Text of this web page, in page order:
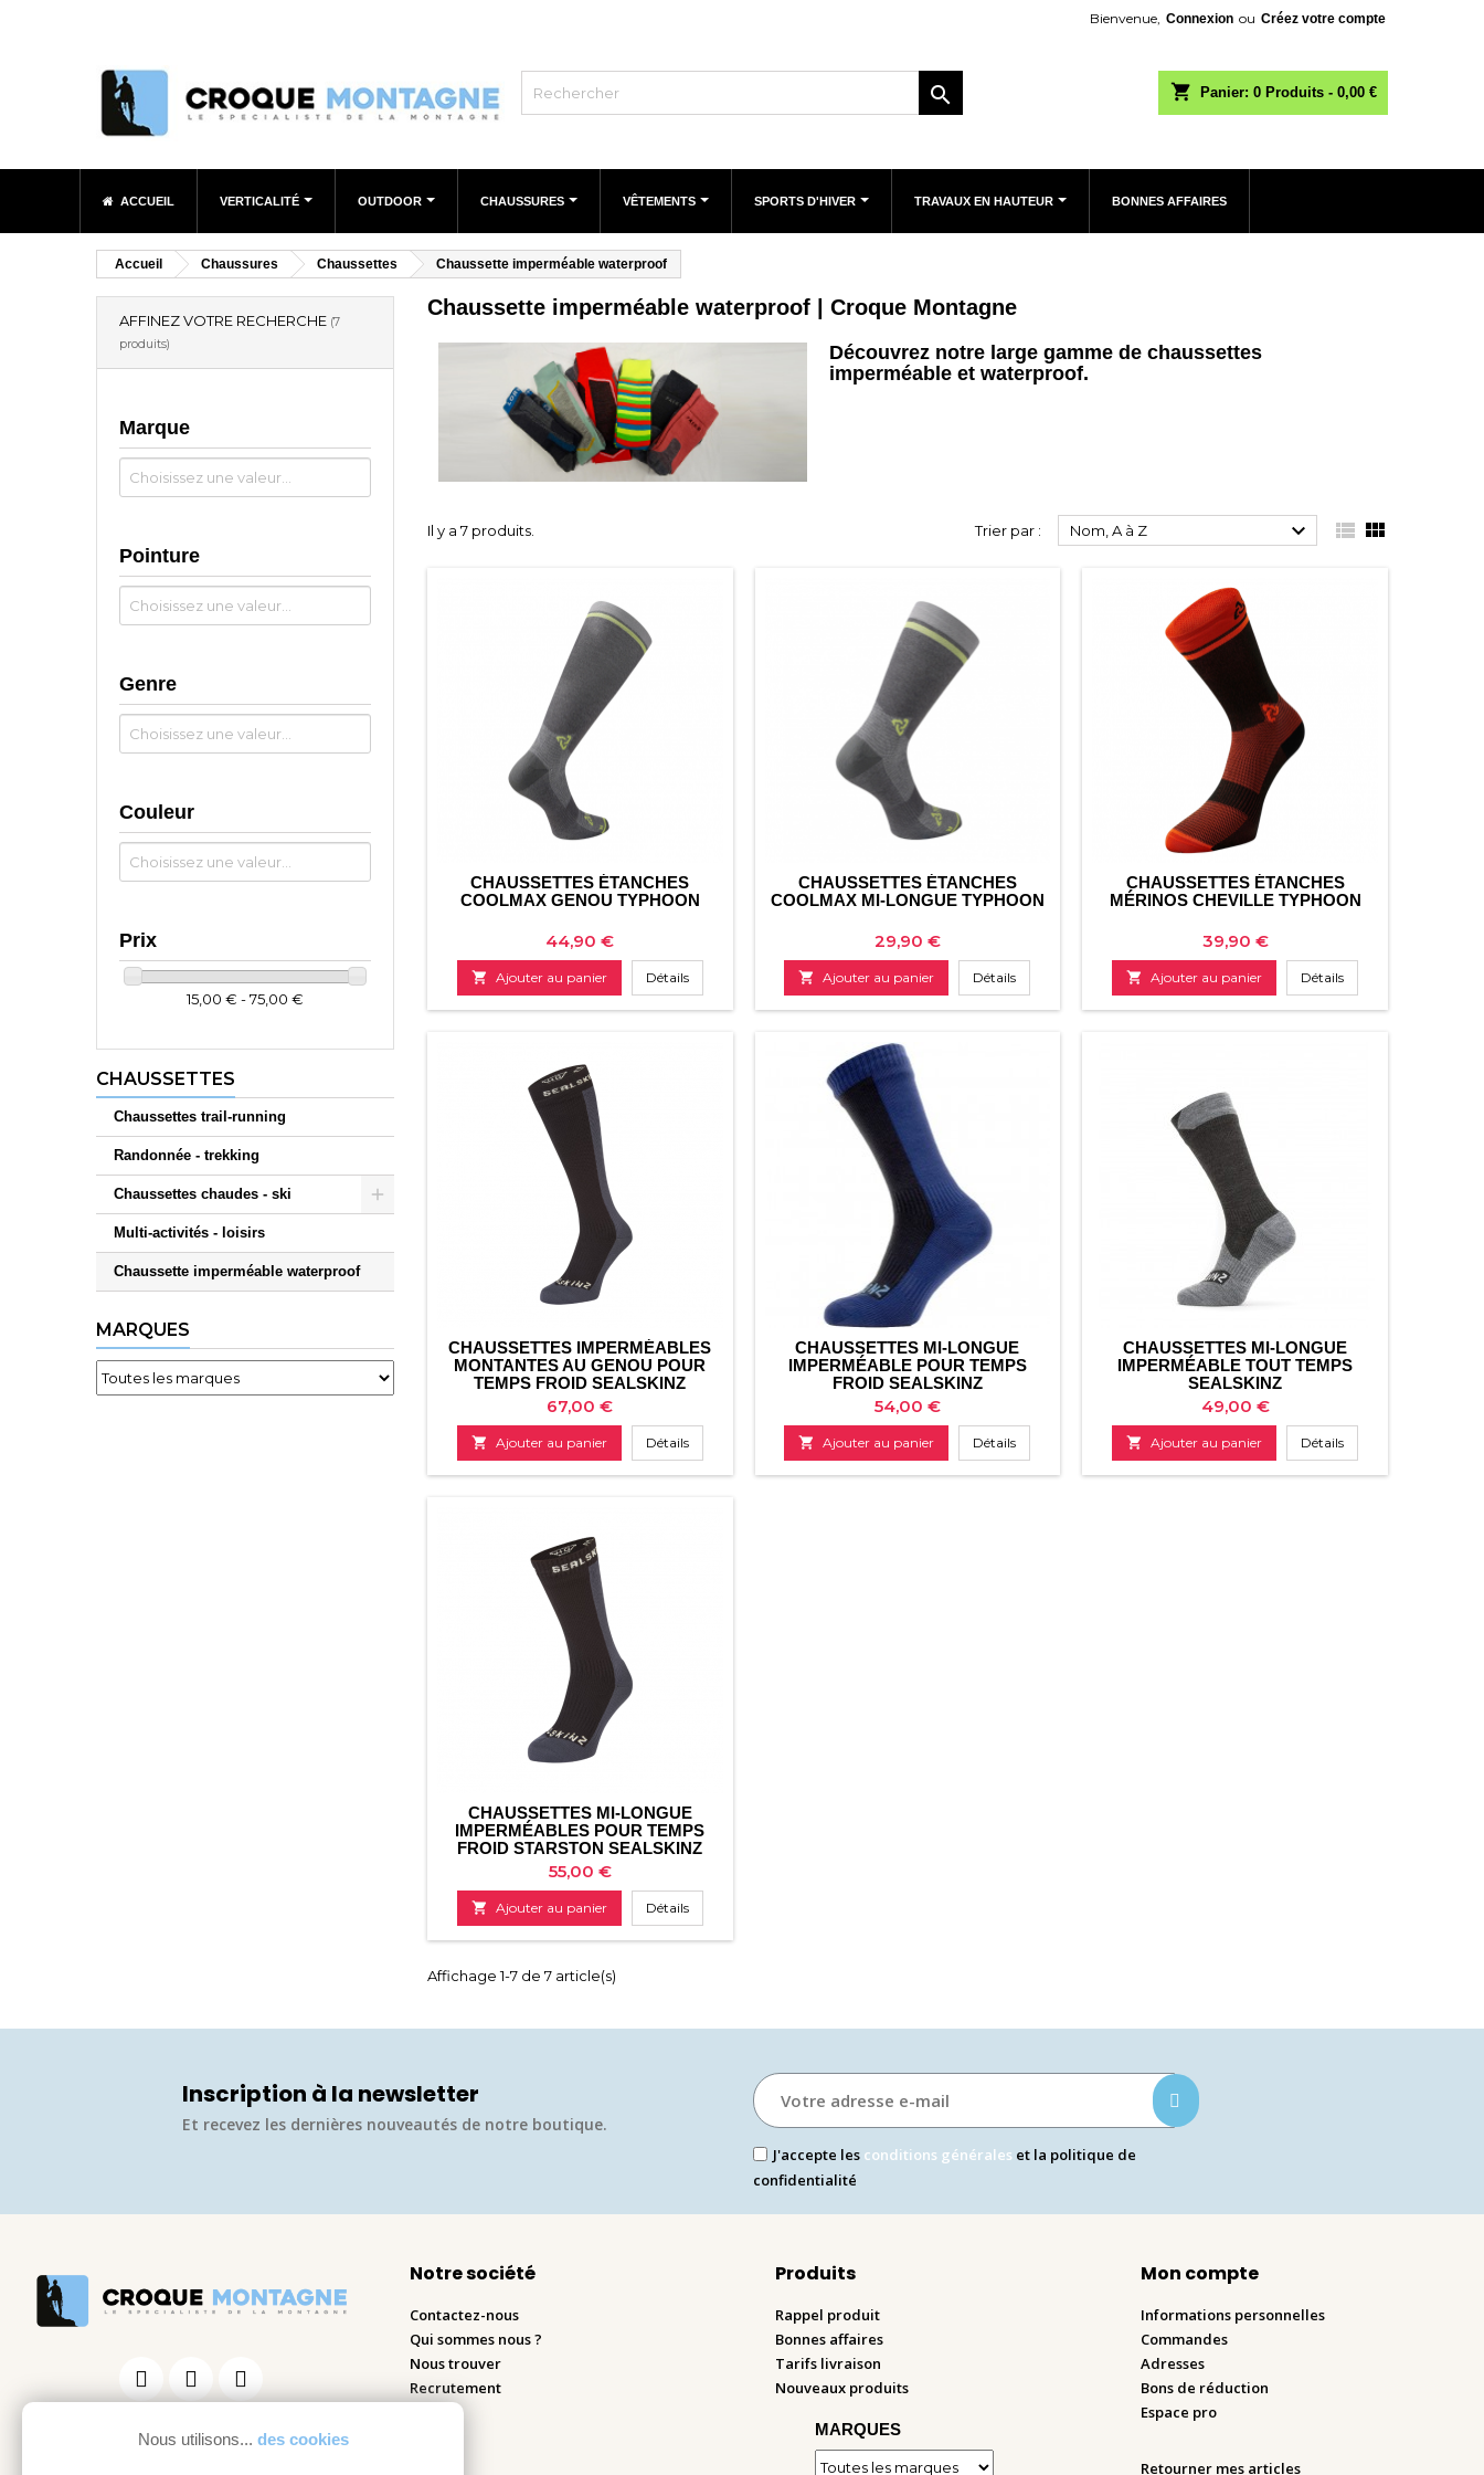
Bienvenue, Connexion ou Créez votre compte
shopping_cart Panier: 0 Produits - 0,00 €

Nous utilisons... des cookies
ACCUEIL VERTICALITÉ OUTDOOR CHAUSSURES VÊTEMENTS SPORTS D'HIVER TRAVAUX EN HAUTEUR BONNES AFFAIRES
Accueil Chaussures Chaussettes Chaussette imperméable waterproof
AFFINEZ VOTRE RECHERCHE (7
produits)
Marque
Pointure
Genre
Couleur
Prix
15,00 € - 75,00 €
CHAUSSETTES
Chaussettes trail-running
Randonnée - trekking
Chaussettes chaudes - ski
Multi-activités - loisirs
Chaussette imperméable waterproof
MARQUES
Chaussette imperméable waterproof | Croque Montagne
Découvrez notre large gamme de chaussettes
imperméable et waterproof.
Il y a 7 produits. Trier par : Nom, A à Z   
CHAUSSETTES ÉTANCHES
COOLMAX GENOU TYPHOON
Prix
44,90 €
 Ajouter au panier Détails
CHAUSSETTES ÉTANCHES
COOLMAX MI-LONGUE TYPHOON
Prix
29,90 €
 Ajouter au panier Détails
CHAUSSETTES ÉTANCHES
MÉRINOS CHEVILLE TYPHOON
Prix
39,90 €
 Ajouter au panier Détails
CHAUSSETTES IMPERMÉABLES
MONTANTES AU GENOU POUR
TEMPS FROID SEALSKINZ
Prix
67,00 €
 Ajouter au panier Détails
CHAUSSETTES MI-LONGUE
IMPERMÉABLE POUR TEMPS
FROID SEALSKINZ
Prix
54,00 €
 Ajouter au panier Détails
CHAUSSETTES MI-LONGUE
IMPERMÉABLE TOUT TEMPS
SEALSKINZ
Prix
49,00 €
 Ajouter au panier Détails
CHAUSSETTES MI-LONGUE
IMPERMÉABLES POUR TEMPS
FROID STARSTON SEALSKINZ
Prix
55,00 €
 Ajouter au panier Détails
Affichage 1-7 de 7 article(s)
Inscription à la newsletter
Et recevez les dernières nouveautés de notre boutique.​
J'accepte les conditions générales et la politique de
confidentialité
Notre société
Contactez-nous
Qui sommes nous ?
Nous trouver
Recrutement
Produits
Rappel produit
Bonnes affaires
Tarifs livraison
Nouveaux produits
MARQUES
Mon compte
Informations personnelles
Commandes
Adresses
Bons de réduction
Espace pro
Retourner mes articles